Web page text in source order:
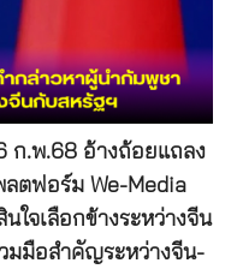
ก.พ.68 อ้างถ้อยแถลง
ตฟอร์ม We-Media
ใจเลือกข้างระหว่างจีน
มมือสำคัญระหว่างจีน-